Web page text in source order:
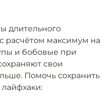
длительного
расчётом максимум на
и бобовые при
свои
Помочь сохранить